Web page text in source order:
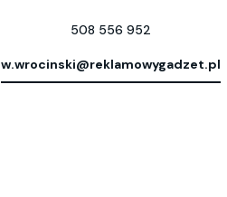
508 556 952
w.wrocinski@reklamowygadzet.pl